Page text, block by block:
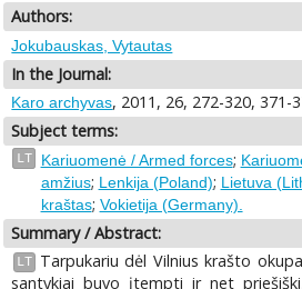
Authors:
Jokubauskas, Vytautas
In the Journal:
Karo archyvas, 2011, 26, 272-320, 371-
Subject terms:
LT Kariuomenė / Armed forces;
amžius; Lenkija (Poland); Lietuva
kraštas; Vokietija (Germany).
Summary / Abstract:
LT
Tarpukariu dėl Vilnius krašto
santykiai buvo įtempti ir net